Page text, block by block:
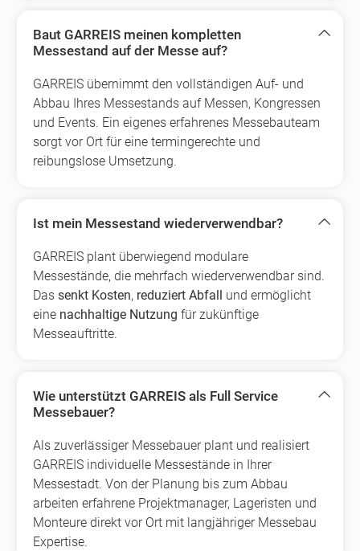
Baut GARREIS meinen kompletten
Messestand auf der Messe auf?
GARREIS übernimmt den vollständigen Auf- und
Abbau Ihres Messestands auf Messen, Kongressen
und Events. Ein eigenes erfahrenes Messebauteam
sorgt vor Ort für eine termingerechte und
reibungslose Umsetzung.
Ist mein Messestand wiederverwendbar?
GARREIS plant überwiegend modulare
Messestände, die mehrfach wiederverwendbar sind.
Das senkt Kosten, reduziert Abfall und ermöglicht
eine nachhaltige Nutzung für zukünftige
Messeauftritte.
Wie unterstützt GARREIS als Full Service
Messebauer?
Als zuverlässiger Messebauer plant und realisiert
GARREIS individuelle Messestände in Ihrer
Messestadt. Von der Planung bis zum Abbau
arbeiten erfahrene Projektmanager, Lageristen und
Monteure direkt vor Ort mit langjähriger Messebau
Expertise.